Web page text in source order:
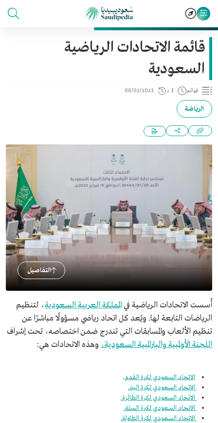
قائمة الاتحادات الرياضية
السعودية
قوائم 3 د 06/02/2023
الرياضة
التفاصيل
أُسست الاتحادات الرياضية في المملكة العربية السعودية، لتنظيم
الرياضات التابعة لها. ويُعد كل اتحاد رياضي مسؤولًا مباشرًا عن
تنظيم الألعاب والمسابقات التي تندرج ضمن اختصاصه، تحت إشراف
اللجنة الأولمبية والبارالمبية السعودية، وهذه الاتحادات هي:
الاتحاد السعودي لكرة القدم.
الاتحاد السعودي لكرة اليد.
الاتحاد السعودي لكرة الطائرة.
الاتحاد السعودي لكرة السلة.
الاتحاد السعودي لكرة الطاولة.